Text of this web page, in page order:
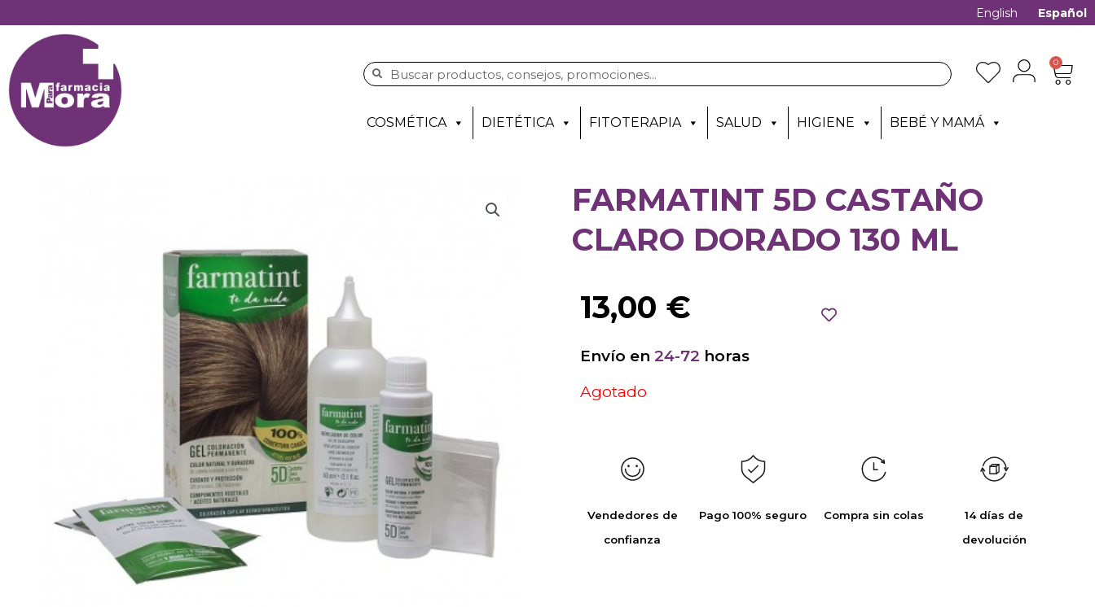
English Español
0
COSMÉTICA DIETÉTICA FITOTERAPIA SALUD HIGIENE BEBÉ Y MAMÁ
FARMATINT 5D CASTAÑO
CLARO DORADO 130 ML
13,00 €
Envío en 24-72 horas
Agotado
Vendedores de
confianza
Pago 100% seguro Compra sin colas
14 días de
devolución